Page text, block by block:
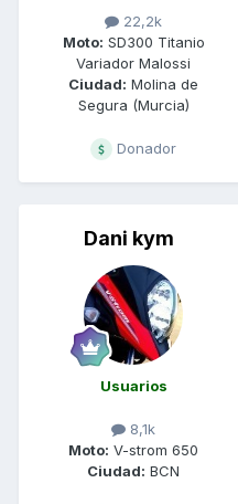
22,2k
Moto: SD300 Titanio
Variador Malossi
Ciudad: Molina de
Segura (Murcia)
Donador
Dani kym
Usuarios
8,1k
Moto: V-strom 650
Ciudad: BCN